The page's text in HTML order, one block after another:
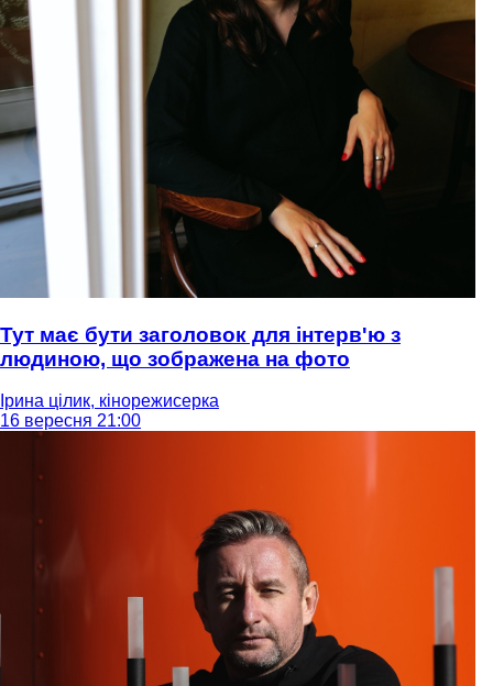
Тут має бути заголовок для інтерв'ю з
людиною, що зображена на фото
Ірина цілик, кінорежисерка
16 вересня 21:00